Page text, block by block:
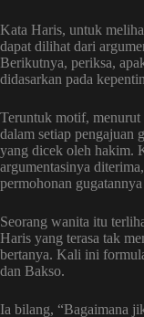
Kata Haris, untuk
dapat dilihat dari
Berikutnya, periksa,
didasarkan pada
Teruntuk motif,
dalam setiap pengajuan
yang dicek oleh hakim.
argumentasinya
permohonan gugatannya
Seorang wanita itu
Haris yang terasa tak
bertanya. Kali ini
dan Bakso.
Ia bilang, “Bagaimana